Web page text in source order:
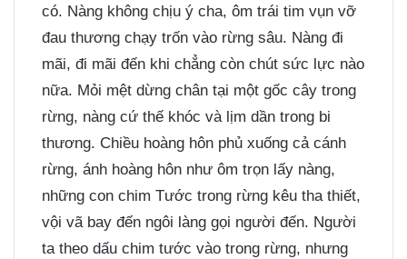
có. Nàng không chịu ý cha, ôm trái tim vụn vỡ
đau thương chạy trốn vào rừng sâu. Nàng đi
mãi, đi mãi đến khi chẳng còn chút sức lực nào
nữa. Mỏi mệt dừng chân tại một gốc cây trong
rừng, nàng cứ thế khóc và lịm dần trong bi
thương. Chiều hoàng hôn phủ xuống cả cánh
rừng, ánh hoàng hôn như ôm trọn lấy nàng,
những con chim Tước trong rừng kêu tha thiết,
vội vã bay đến ngôi làng gọi người đến. Người
ta theo dấu chim tước vào trong rừng, nhưng